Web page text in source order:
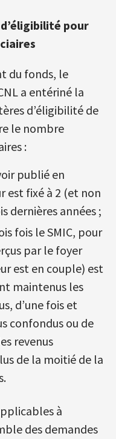
pour
du fonds, le
a entériné la
d’éligibilité de
le nombre
:
publié en
est fixé à 2 (et non
dernières années ;
fois le SMIC, pour
par le foyer
est en couple) est
maintenus les
d’une fois et
confondus ou de
revenus
de la moitié de la
à
des demandes